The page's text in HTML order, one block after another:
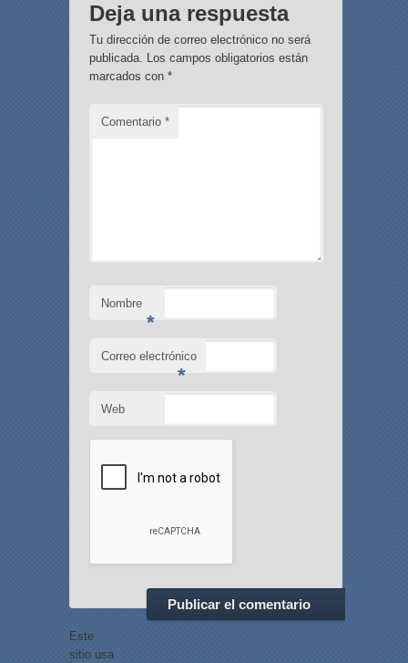
Deja una respuesta
Tu dirección de correo electrónico no será
publicada. Los campos obligatorios están
marcados con *
Comentario *
Nombre
*
Correo electrónico
*
Web
Este
sitio usa